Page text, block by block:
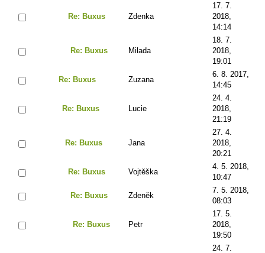
Re: Buxus Zdenka
17. 7.
2018,
14:14
Re: Buxus Milada
18. 7.
2018,
19:01
Re: Buxus Zuzana
6. 8. 2017,
14:45
Re: Buxus Lucie
24. 4.
2018,
21:19
Re: Buxus Jana
27. 4.
2018,
20:21
Re: Buxus Vojtěška
4. 5. 2018,
10:47
Re: Buxus Zdeněk
7. 5. 2018,
08:03
Re: Buxus Petr
17. 5.
2018,
19:50
24. 7.